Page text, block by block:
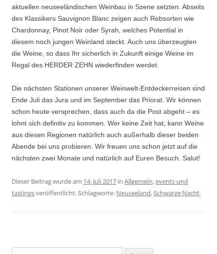
aktuellen neuseeländischen Weinbau in Szene setzten. Abseits
des Klassikers Sauvignon Blanc zeigen auch Rebsorten wie
Chardonnay, Pinot Noir oder Syrah, welches Potential in
diesem noch jungen Weinland steckt. Auch uns überzeugten
die Weine, so dass Ihr sicherlich in Zukunft einige Weine im
Regal des HERDER ZEHN wiederfinden werdet.
Die nächsten Stationen unserer Weinwelt-Entdeckerreisen sind
Ende Juli das Jura und im September das Priorat. Wir können
schon heute versprechen, dass auch da die Post abgeht – es
lohnt sich definitiv zu kommen. Wer keine Zeit hat, kann Weine
aus diesen Regionen natürlich auch außerhalb dieser beiden
Abende bei uns probieren. Wir freuen uns schon jetzt auf die
nächsten zwei Monate und natürlich auf Euren Besuch. Salut!
Dieser Beitrag wurde am 14. Juli 2017 in Allgemein,events und
tastingsveröffentlicht. Schlagworte: Neuseeland,Schwarze Nacht.